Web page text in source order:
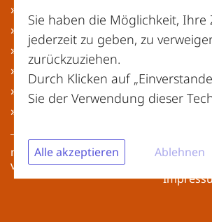
» Rheinland-Pfalz
» Saarland
» Sachsen
» Sachsen-Anhalt
» Schleswig-Holstein
» Thüringen
meinwertstoffhof.de | Copyright ©
vorbehalten
Sie haben die Möglichkeit, Ihre
jederzeit zu geben, zu
zurückzuziehen.
Durch Klicken auf
Sie der Verwendung dieser
Alle akzeptieren Ablehnen